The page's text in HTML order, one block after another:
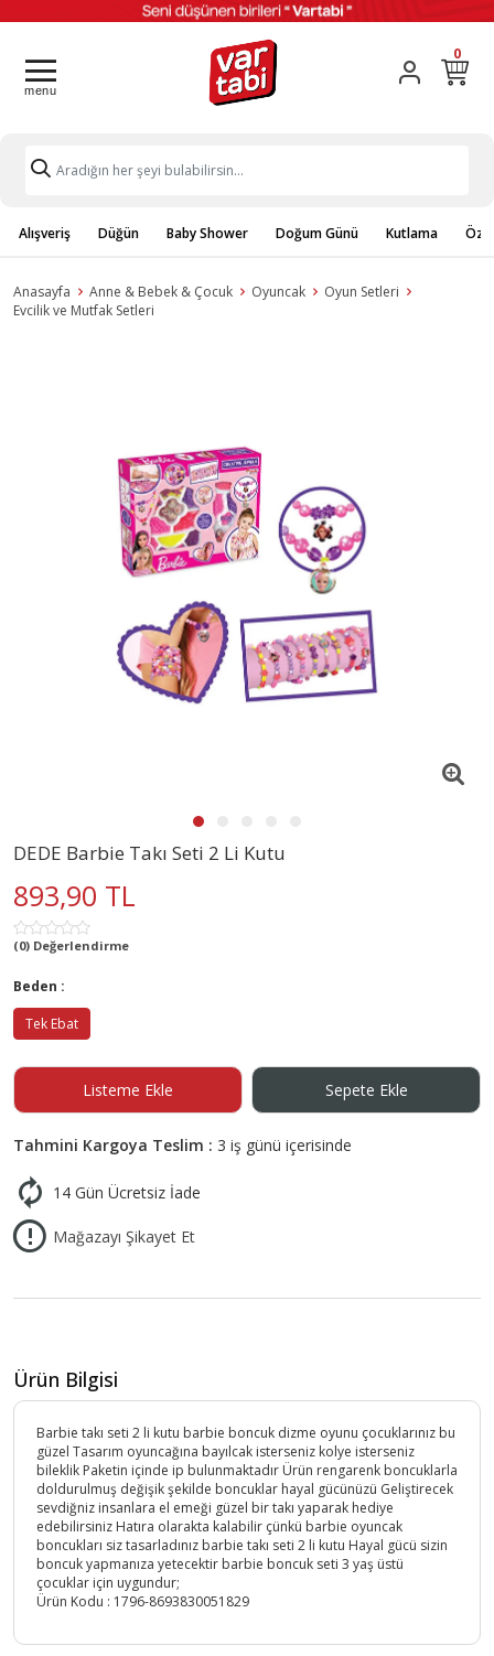
0
Alışveriş Düğün Baby Shower Doğum Günü Kutlama
Anasayfa Anne & Bebek & Çocuk Oyuncak
Oyun Setleri
Evcilik ve Mutfak Setleri
DEDE Barbie Takı Seti 2 Li Kutu
893,90 TL
(0) Değerlendirme
Beden :
Tek Ebat
Listeme Ekle Sepete Ekle
Tahmini Kargoya Teslim : 3 iş günü içerisinde
14 Gün Ücretsiz İade
Mağazayı Şikayet Et
Ürün Bilgisi
Barbie takı seti 2 li kutu barbie boncuk dizme oyunu çocuklarınız bu
güzel Tasarım oyuncağına bayılcak isterseniz kolye isterseniz
bileklik Paketin içinde ip bulunmaktadır Ürün rengarenk boncuklarla
doldurulmuş değişik şekilde boncuklar hayal gücünüzü Geliştirecek
sevdiğniz insanlara el emeği güzel bir takı yaparak hediye
edebilirsiniz Hatıra olarakta kalabilir çünkü barbie oyuncak
boncukları siz tasarladınız barbie takı seti 2 li kutu Hayal gücü sizin
boncuk yapmanıza yetecektir barbie boncuk seti 3 yaş üstü
çocuklar için uygundur;
Ürün Kodu : 1796-8693830051829